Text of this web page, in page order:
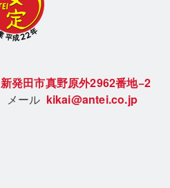
新発田市真野原外2962番地−2
メール kikai@antei.co.jp